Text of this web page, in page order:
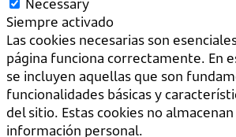
Siempre activado
Las cookies necesarias son
página funciona correctamente. En
se incluyen aquellas que son
funcionalidades básicas y
del sitio. Estas cookies no
información personal.